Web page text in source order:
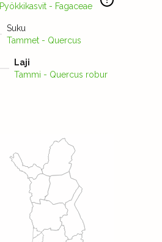
Pyökkikasvit - Fagaceae
Suku
Tammet - Quercus
Laji
Tammi - Quercus robur